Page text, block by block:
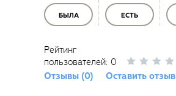
БЫЛА ЕСТЬ
Рейтинг
пользователей: 0
Отзывы (0)
Оставить отзыв